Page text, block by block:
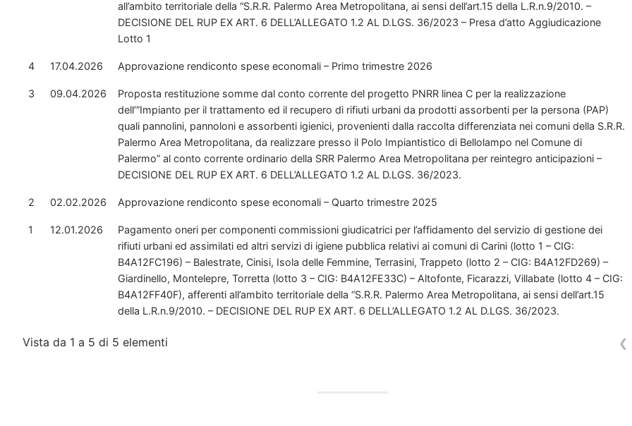
all’ambito territoriale della “S.R.R. Palermo Area Metropolitana, ai sensi dell’art.15 della L.R.n.9/2010. –
DECISIONE DEL RUP EX ART. 6 DELL’ALLEGATO 1.2 AL D.LGS. 36/2023 – Presa d’atto Aggiudicazione
Lotto 1
4 17.04.2026 Approvazione rendiconto spese economali – Primo trimestre 2026
3 09.04.2026
Proposta restituzione somme dal conto corrente del progetto PNRR linea C per la realizzazione
dell’”Impianto per il trattamento ed il recupero di rifiuti urbani da prodotti assorbenti per la persona (PAP)
quali pannolini, pannoloni e assorbenti igienici, provenienti dalla raccolta differenziata nei comuni della S.R.R.
Palermo Area Metropolitana, da realizzare presso il Polo Impiantistico di Bellolampo nel Comune di
Palermo” al conto corrente ordinario della SRR Palermo Area Metropolitana per reintegro anticipazioni –
DECISIONE DEL RUP EX ART. 6 DELL’ALLEGATO 1.2 AL D.LGS. 36/2023.
2 02.02.2026 Approvazione rendiconto spese economali – Quarto trimestre 2025
1 12.01.2026
Pagamento oneri per componenti commissioni giudicatrici per l’affidamento del servizio di gestione dei
rifiuti urbani ed assimilati ed altri servizi di igiene pubblica relativi ai comuni di Carini (lotto 1 – CIG:
B4A12FC196) – Balestrate, Cinisi, Isola delle Femmine, Terrasini, Trappeto (lotto 2 – CIG: B4A12FD269) –
Giardinello, Montelepre, Torretta (lotto 3 – CIG: B4A12FE33C) – Altofonte, Ficarazzi, Villabate (lotto 4 – CIG:
B4A12FF40F), afferenti all’ambito territoriale della “S.R.R. Palermo Area Metropolitana, ai sensi dell’art.15
della L.R.n.9/2010. – DECISIONE DEL RUP EX ART. 6 DELL’ALLEGATO 1.2 AL D.LGS. 36/2023.
Vista da 1 a 5 di 5 elementi ❮